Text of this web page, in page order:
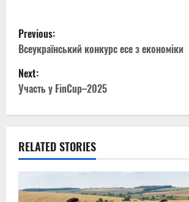
P
o
s
a
v
Previous:
Всеукраїнський конкурс есе з економіки
Next:
Участь у FinCup–2025
RELATED STORIES